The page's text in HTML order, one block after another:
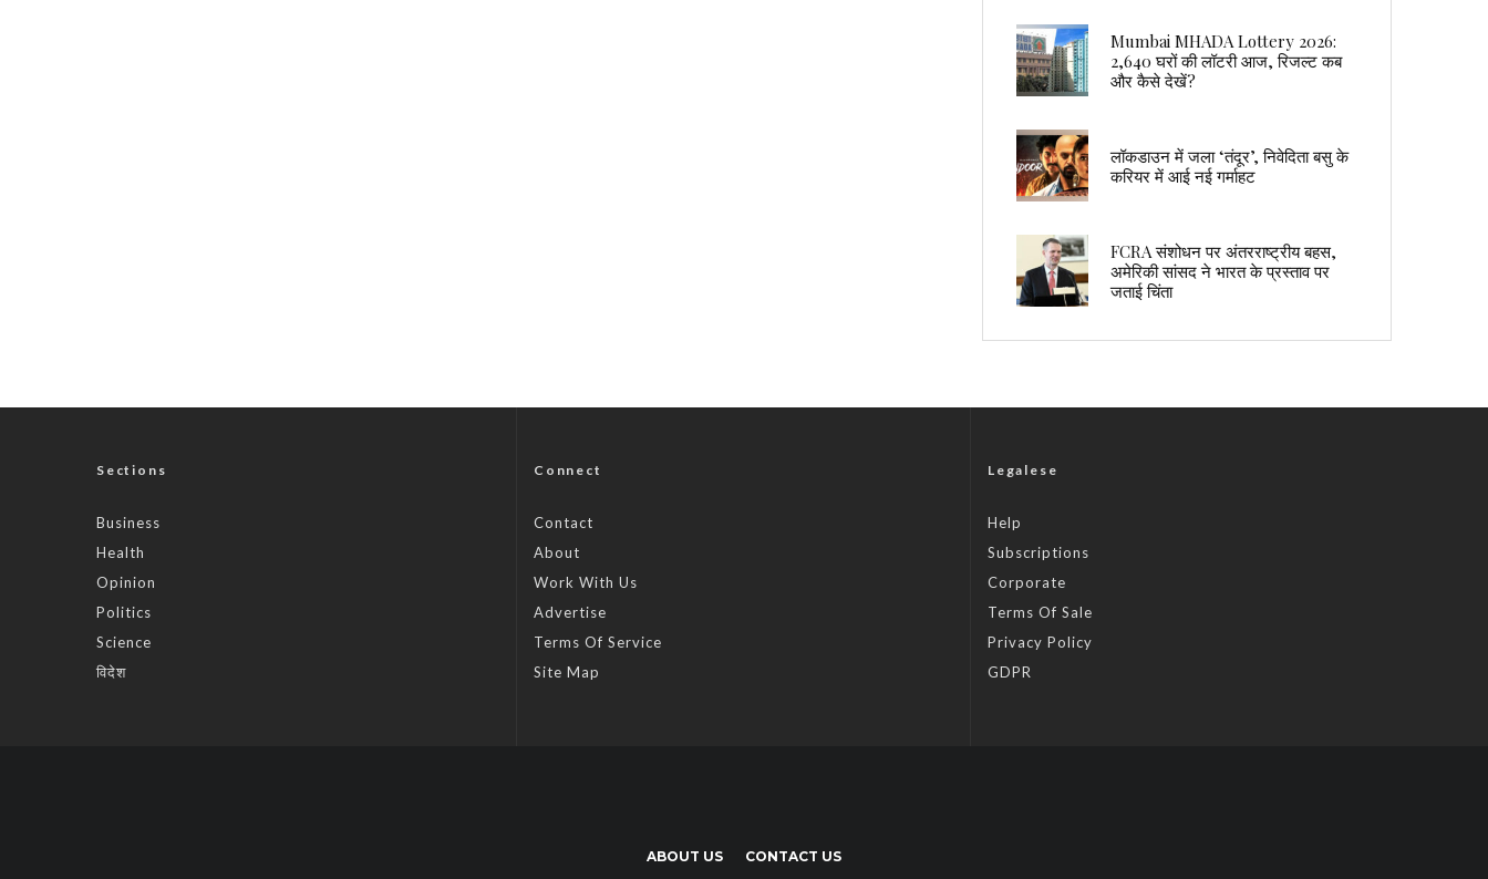
Mumbai MHADA Lottery 2026:
2,640 घरों की लॉटरी आज, रिजल्ट कब
और कैसे देखें?
लॉकडाउन में जला ‘तंदूर’, निवेदिता बसु के
करियर में आई नई गर्माहट
FCRA संशोधन पर अंतरराष्ट्रीय बहस,
अमेरिकी सांसद ने भारत के प्रस्ताव पर
जताई चिंता
Sections
Business
Health
Opinion
Politics
Science
विदेश
Connect
Contact
About
Work With Us
Advertise
Terms Of Service
Site Map
Legalese
Help
Subscriptions
Corporate
Terms Of Sale
Privacy Policy
GDPR
ABOUT US CONTACT US